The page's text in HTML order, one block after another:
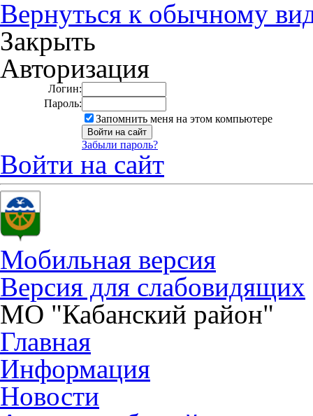
Вернуться к обычному
Закрыть
Авторизация
Логин:
Пароль:
Запомнить меня на этом компьютере
Забыли пароль?
Войти на сайт
Мобильная версия
Версия для слабовидящих
МО "Кабанский район"
Главная
Информация
Новости